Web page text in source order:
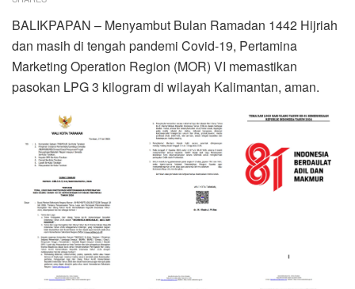
BALIKPAPAN – Menyambut Bulan Ramadan 1442 Hijriah
dan masih di tengah pandemi Covid-19, Pertamina
Marketing Operation Region (MOR) VI memastikan
pasokan LPG 3 kilogram di wilayah Kalimantan, aman.